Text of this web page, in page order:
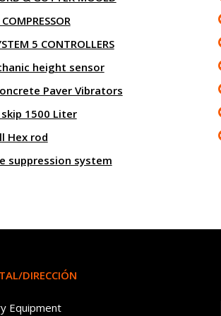
5 CONTROLLERS
height sensor
Paver Vibrators
1500 Liter
Hex rod
suppression system
DIRECCIÓN
Equipment